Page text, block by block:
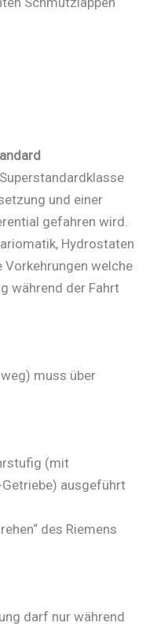
und einer
gefahren wird.
Hydrostaten
Vorkehrungen welche
während der Fahrt
muss über
(mit
ausgeführt
des Riemens
darf nur während